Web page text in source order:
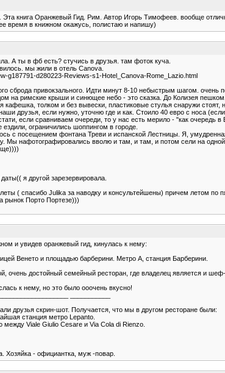
Эта книга Оранжевый Гид. Рим. Автор Игорь Тимофеев. вообще
время в книжном окажусь, полистаю и напишу)
А ты в фб есть? стучись в друзья. там фоток куча.
мы жили в отель Canova.
g187791-d280223-Reviews-s1-Hotel_Canova-Rome_Lazio.html
сброда привокзального. Идти минут 8-10 небыстрым шагом.
на римские крыши и синющее небо - это сказка. До Колизея
толком и без вывески, пластиковые стулья снаружи
друзья, если нужно, уточню где и как. Стоило 40 евро с носа
если сравниваем очереди, то у нас есть мерило - "как
ограничились шоппингом в городе.
с посещением фонтана Треви и испанской Лестницы. Я,
Мы нафотографировались вволю и там, и там, и потом сели на
я другой зарезервировала.
( спасибo Julika за наводку и консультейшены) причем летом
рынок Порто Портезе)))
и увидев оранжевый гид, кинулась к нему:
Венето и площадью барберини. Метро А, станция Барберини.
очень достойный семейный ресторан, где владелец является и
к нему, но это было ооочень вкусно!
друзья скрин-шот. Получается, что мы в другом ресторане были:
станция метро Lepanto.
между Viale Giulio Cesare и Via Cola di Rienzo.
Хозяйка - официантка, муж -повар.